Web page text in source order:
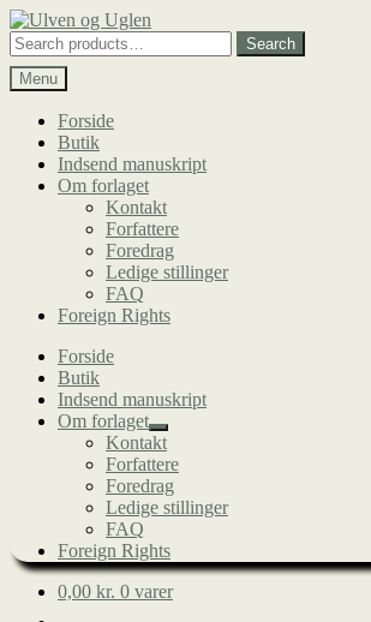
Spring
til
navigation
Spring
til
indhold
Search
for:
Search
Menu
Forside
Butik
Indsend manuskript
Om forlaget
Kontakt
Forfattere
Foredrag
Ledige stillinger
FAQ
Foreign Rights
Forside
Butik
Indsend manuskript
Om forlaget
Udfold
undermenu
Kontakt
Forfattere
Foredrag
Ledige stillinger
FAQ
Foreign Rights
0,00 kr. 0 varer